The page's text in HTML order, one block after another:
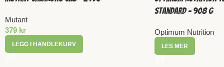
Mutant
379 kr
LEGG I HANDLEKURV
Standard – 908 g
Optimum Nutrition
LES MER